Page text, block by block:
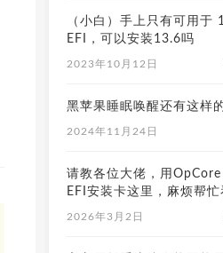
（小白）手上只有可用于
EFI，可以安装13.6吗
2023年10月12日
黑苹果睡眠唤醒还有这样
2024年11月24日
请教各位大佬，用
EFI安装卡这里，麻烦帮忙
2026年3月2日